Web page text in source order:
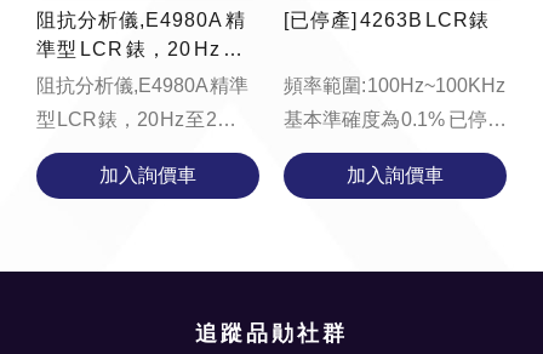
阻抗分析儀,E4980A 精
準型 LCR 錶，20 Hz 至 2
MHz(可取代4284A&42
79A)
阻抗分析儀,E4980A 精準
型 LCR 錶，20 Hz 至 2
MHz(可取代
4284A&4279A)
加入詢價車
[已停產] 4263B LCR錶
頻率範圍: 100Hz~100KHz
基本準確度為 0.1% 已停產
| 目前可支援 (無替代機
種，E4980AL可部份替代)
加入詢價車
追蹤品勛社群